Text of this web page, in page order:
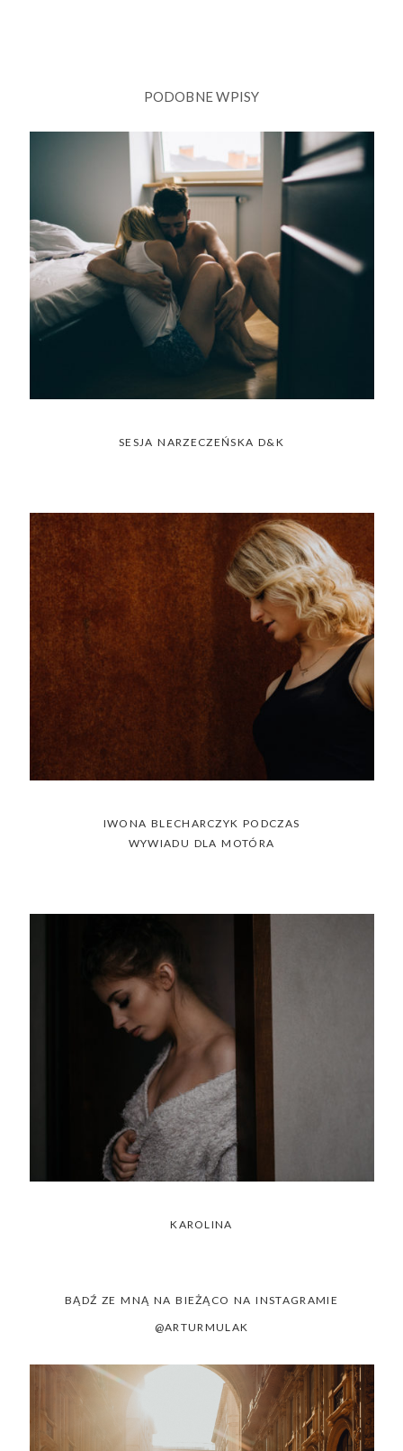
PODOBNE WPISY
SESJA NARZECZEŃSKA D&K
IWONA BLECHARCZYK PODCZAS
WYWIADU DLA MOTÓRA
KAROLINA
BĄDŹ ZE MNĄ NA BIEŻĄCO NA INSTAGRAMIE
@ARTURMULAK